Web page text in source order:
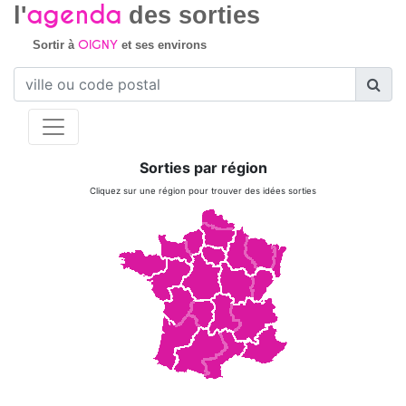
l'agenda des sorties
Sortir à OIGNYet ses environs
Sorties par région
Cliquez sur une région pour trouver des idées sorties